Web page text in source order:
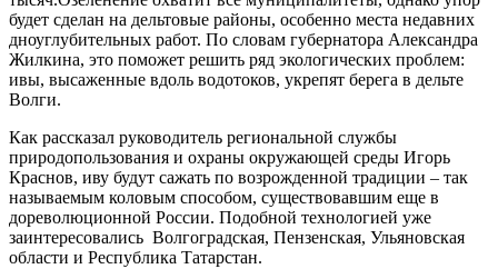
будет сделан на дельтовые районы, особенно места недавних
дноуглубительных работ. По словам губернатора Александра
Жилкина, это поможет решить ряд экологических проблем:
ивы, высаженные вдоль водотоков, укрепят берега в дельте
Волги.
Как рассказал руководитель региональной службы
природопользования и охраны окружающей среды Игорь
Краснов, иву будут сажать по возрожденной традиции – так
называемым коловым способом, существовавшим еще в
дореволюционной России. Подобной технологией уже
заинтересовались Волгоградская, Пензенская, Ульяновская
области и Республика Татарстан.